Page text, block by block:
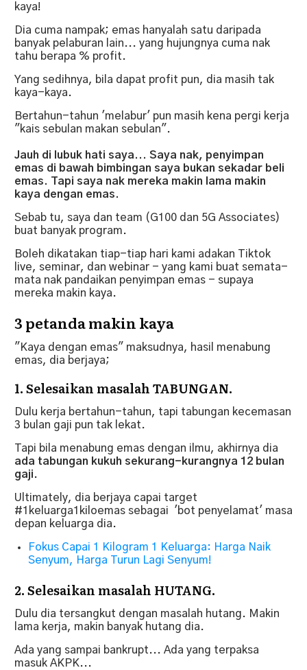
kaya!
Dia cuma nampak; emas hanyalah satu daripada
banyak pelaburan lain... yang hujungnya cuma nak
tahu berapa % profit.
Yang sedihnya, bila dapat profit pun, dia masih tak
kaya-kaya.
Bertahun-tahun 'melabur' pun masih kena pergi kerja
"kais sebulan makan sebulan".
Jauh di lubuk hati saya... Saya nak, penyimpan
emas di bawah bimbingan saya bukan sekadar beli
emas. Tapi saya nak mereka makin lama makin
kaya dengan emas.
Sebab tu, saya dan team (G100 dan 5G Associates)
buat banyak program.
Boleh dikatakan tiap-tiap hari kami adakan Tiktok
live, seminar, dan webinar - yang kami buat semata-
mata nak pandaikan penyimpan emas - supaya
mereka makin kaya.
3 petanda makin kaya
"Kaya dengan emas" maksudnya, hasil menabung
emas, dia berjaya;
1. Selesaikan masalah TABUNGAN.
Dulu kerja bertahun-tahun, tapi tabungan kecemasan
3 bulan gaji pun tak lekat.
Tapi bila menabung emas dengan ilmu, akhirnya dia
ada tabungan kukuh sekurang-kurangnya 12 bulan
gaji.
Ultimately, dia berjaya capai target
#1keluarga1kiloemas sebagai 'bot penyelamat' masa
depan keluarga dia.
Fokus Capai 1 Kilogram 1 Keluarga: Harga Naik
Senyum, Harga Turun Lagi Senyum!
2. Selesaikan masalah HUTANG.
Dulu dia tersangkut dengan masalah hutang. Makin
lama kerja, makin banyak hutang dia.
Ada yang sampai bankrupt... Ada yang terpaksa
masuk AKPK...